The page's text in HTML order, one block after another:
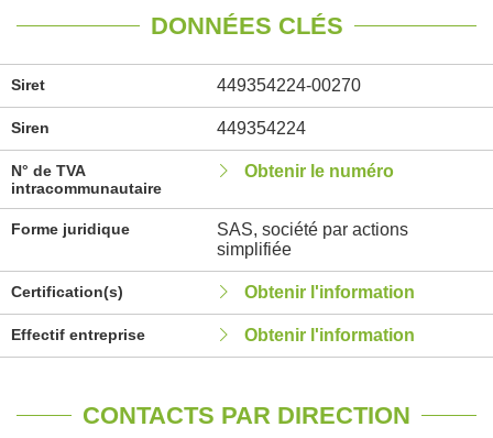
DONNÉES CLÉS
Siret 449354224-00270
Siren 449354224
N° de TVA
intracommunautaire
Obtenir le numéro
Forme juridique
SAS, société par actions
simplifiée
Certification(s) Obtenir l'information
Effectif entreprise Obtenir l'information
CONTACTS PAR DIRECTION